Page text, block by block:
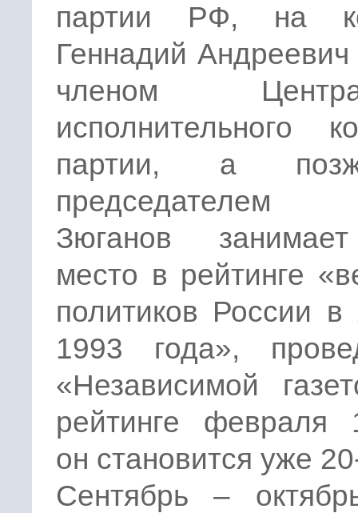
партии РФ, на
Геннадий Андреевич
членом
исполнительного
партии, а
Зюганов
место в рейтинге
политиков России в
1993 года»,
«Независимой
рейтинге февраля
он становится уже
Сентябрь –